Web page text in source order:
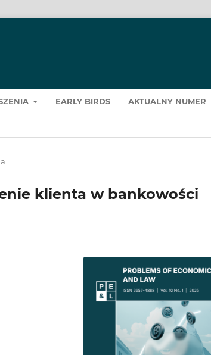
EARLY BIRDS AKTUALNY NUMER
klienta w bankowości